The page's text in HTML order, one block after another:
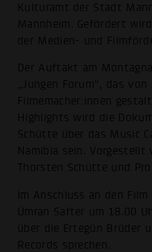
Kulturamt der Stadt
Mannheim. Gefördert
der Medien- und
Der Auftakt am
„Jungen Forum“, das
Filmemacher:innen
Highlights wird die
Schütte über das Music
Namibia sein. Vorgestellt
Thorsten Schütte und
Im Anschluss an den Film
Ümran Safter um 18.00
über die Ertegün Brüder
Records sprechen.